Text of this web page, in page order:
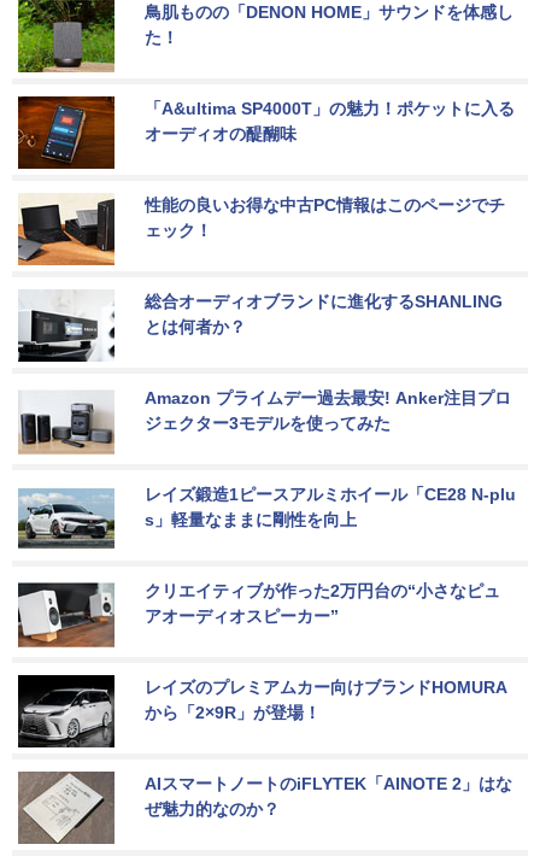
鳥肌ものの「DENON HOME」サウンドを体感し
た！
「A&ultima SP4000T」の魅力！ポケットに入る
オーディオの醍醐味
性能の良いお得な中古PC情報はこのページでチ
ェック！
総合オーディオブランドに進化するSHANLING
とは何者か？
Amazon プライムデー過去最安! Anker注目プロ
ジェクター3モデルを使ってみた
レイズ鍛造1ピースアルミホイール「CE28 N-plu
s」軽量なままに剛性を向上
クリエイティブが作った2万円台の“小さなピュ
アオーディオスピーカー”
レイズのプレミアムカー向けブランドHOMURA
から「2×9R」が登場！
AIスマートノートのiFLYTEK「AINOTE 2」はな
ぜ魅力的なのか？